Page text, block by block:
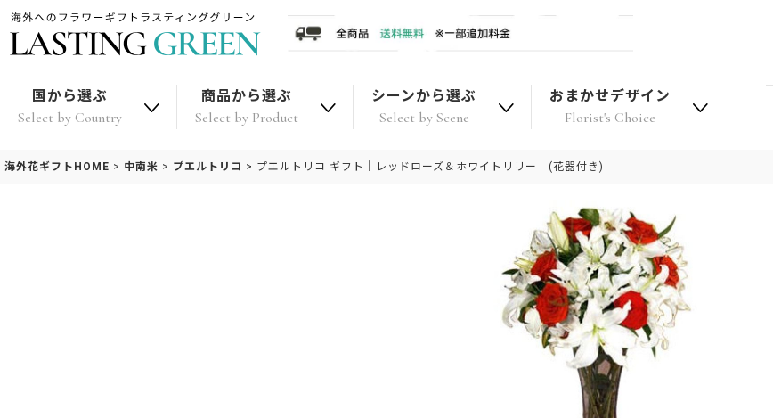
国から選ぶ
Select by Country
商品から選ぶ
Select by Product
シーンから選ぶ
Select by Scene
おまかせデザイン
Florist's Choice
海外花ギフトHOME > 中南米 > プエルトリコ > プエルトリコ ギフト｜レッドローズ＆ホワイトリリー (花器付き)